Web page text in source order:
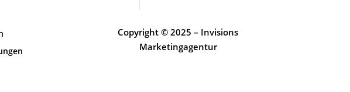
Copyright © 2025 – Invisions
Marketingagentur